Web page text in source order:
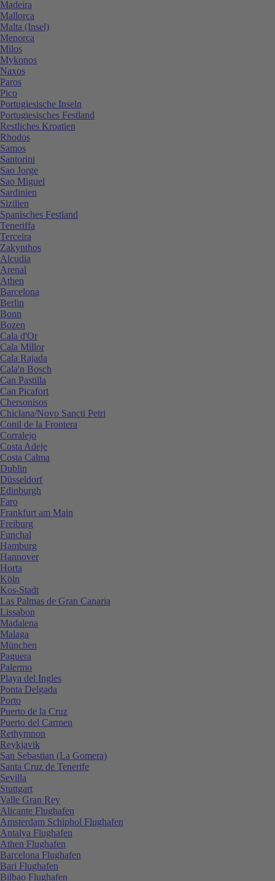
Madeira
Mallorca
Malta (Insel)
Menorca
Milos
Mykonos
Naxos
Paros
Pico
Portugiesische Inseln
Portugiesisches Festland
Restliches Kroatien
Rhodos
Samos
Santorini
Sao Jorge
Sao Miguel
Sardinien
Sizilien
Spanisches Festland
Teneriffa
Terceira
Zakynthos
Alcudia
Arenal
Athen
Barcelona
Berlin
Bonn
Bozen
Cala d'Or
Cala Millor
Cala Rajada
Cala'n Bosch
Can Pastilla
Can Picafort
Chersonisos
Chiclana/Novo Sancti Petri
Conil de la Frontera
Corralejo
Costa Adeje
Costa Calma
Dublin
Düsseldorf
Edinburgh
Faro
Frankfurt am Main
Freiburg
Funchal
Hamburg
Hannover
Horta
Köln
Kos-Stadt
Las Palmas de Gran Canaria
Lissabon
Madalena
Malaga
München
Paguera
Palermo
Playa del Ingles
Ponta Delgada
Porto
Puerto de la Cruz
Puerto del Carmen
Rethymnon
Reykjavik
San Sebastian (La Gomera)
Santa Cruz de Tenerife
Sevilla
Stuttgart
Valle Gran Rey
Alicante Flughafen
Amsterdam Schiphol Flughafen
Antalya Flughafen
Athen Flughafen
Barcelona Flughafen
Bari Flughafen
Bilbao Flughafen